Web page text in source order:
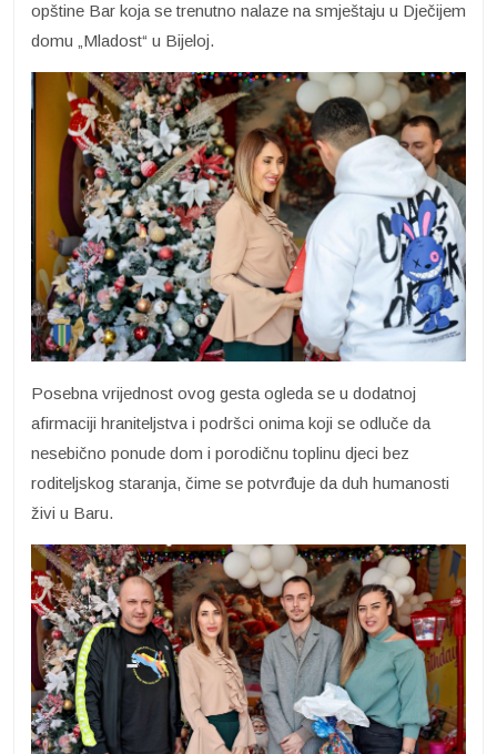
opštine Bar koja se trenutno nalaze na smještaju u Dječijem
domu „Mladost“ u Bijeloj.
Posebna vrijednost ovog gesta ogleda se u dodatnoj
afirmaciji hraniteljstva i podršci onima koji se odluče da
nesebično ponude dom i porodičnu toplinu djeci bez
roditeljskog staranja, čime se potvrđuje da duh humanosti
živi u Baru.